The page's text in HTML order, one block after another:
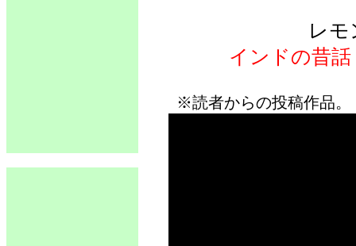
レモ
インドの昔話
※読者からの投稿作品